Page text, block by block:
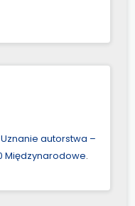
autorstwa –
Międzynarodowe.